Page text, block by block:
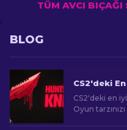
TÜM AVCI BIÇAĞI
BLOG
CS2'deki en
Oyun